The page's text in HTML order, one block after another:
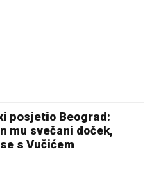
posjetio Beograd:
mu svečani doček,
s Vučićem